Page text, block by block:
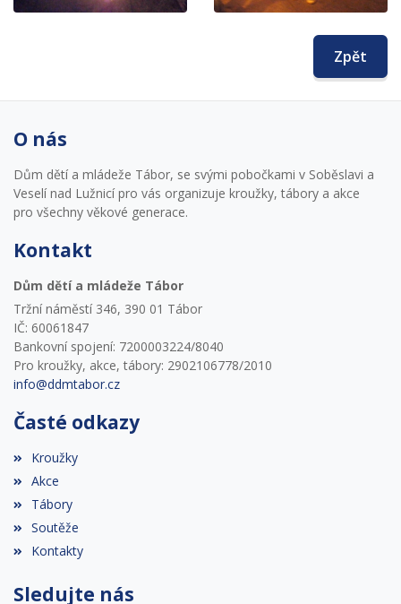
Zpět
O nás
Dům dětí a mládeže Tábor, se svými pobočkami v Soběslavi a
Veselí nad Lužnicí pro vás organizuje kroužky, tábory a akce
pro všechny věkové generace.
Kontakt
Dům dětí a mládeže Tábor
Tržní náměstí 346, 390 01 Tábor
IČ: 60061847
Bankovní spojení: 7200003224/8040
Pro kroužky, akce, tábory: 2902106778/2010
info@ddmtabor.cz
Časté odkazy
Kroužky
Akce
Tábory
Soutěže
Kontakty
Sledujte nás